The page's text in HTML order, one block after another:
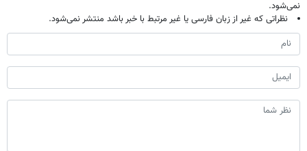
نمی‌شود.
نظراتی که غیر از زبان فارسی یا غیر مرتبط با خبر باشد منتشر نمی‌شود.